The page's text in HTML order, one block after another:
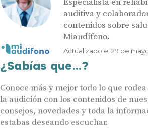
auditiva y
contenidos sobre
Miaudífono.
Actualizado el 29 de
¿Sabías que...?
Conoce más y mejor todo lo que
la audición con los contenidos de
consejos, novedades y toda la
estabas deseando escuchar.
Gafas
Centros